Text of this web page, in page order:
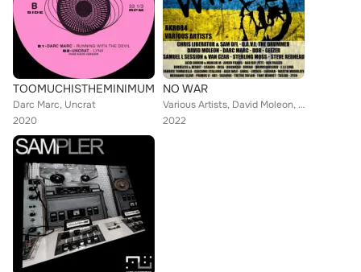
TOOMUCHISTHEMINIMUM
Darc Marc, Uncrat
2020
NO WAR
Various Artists, David Moleon, Steve RedHead, Samuel L Session, LukWar, Jamal, OB1, Dica, Carara, Martin Modulate, Sterling Moss...
2022